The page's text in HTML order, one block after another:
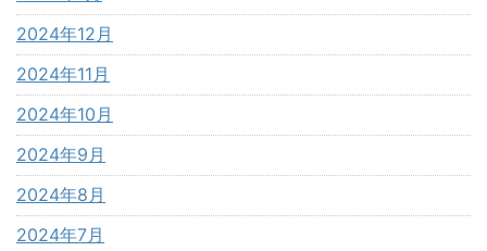
2024年12月
2024年11月
2024年10月
2024年9月
2024年8月
2024年7月